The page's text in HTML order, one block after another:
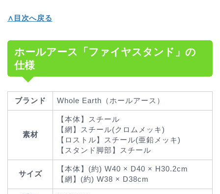
∧目次へ戻る
ホールアース「ファイヤスタンド」の
仕様
ブランド Whole Earth（ホールアース）
素材
【本体】スチール
【網】スチール(クロムメッキ)
【ロストル】スチール(亜鉛メッキ)
【スタンド脚部】スチール
サイズ
【本体】(約) W40 × D40 × H30.2cm
【網】(約) W38 × D38cm